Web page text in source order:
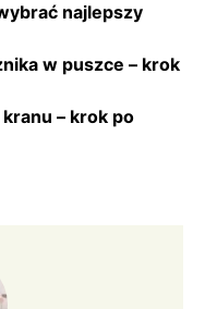
najlepszy
w puszce – krok
– krok po